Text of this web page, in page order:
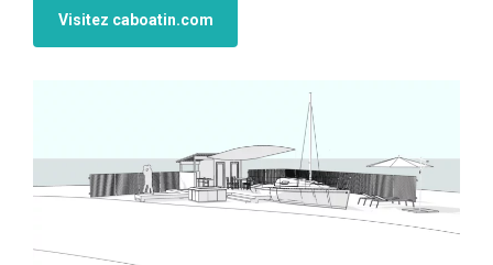
Visitez caboatin.com